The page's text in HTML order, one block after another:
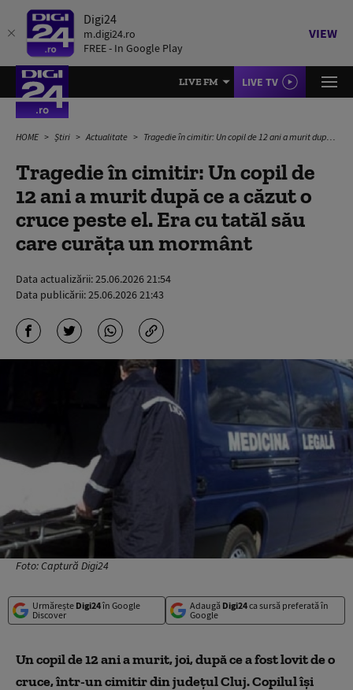
Digi24
m.digi24.ro
FREE - In Google Play
VIEW
LIVE FM LIVE TV
HOME Știri Actualitate Tragedie în cimitir: Un copil de 12 ani a murit după ce a căzut o cruce peste el. Era cu tatăl său care curăţa un mormânt
Tragedie în cimitir: Un copil de
12 ani a murit după ce a căzut o
cruce peste el. Era cu tatăl său
care curăţa un mormânt
Data actualizării:25.06.2026 21:54
Data publicării:25.06.2026 21:43
Foto: Captură Digi24
Urmărește Digi24în Google
Discover
Adaugă Digi24ca sursă preferată în
Google
Un copil de 12 ani a murit, joi, după ce a fost lovit de o
cruce, într-un cimitir din judeţul Cluj. Copilul îşi